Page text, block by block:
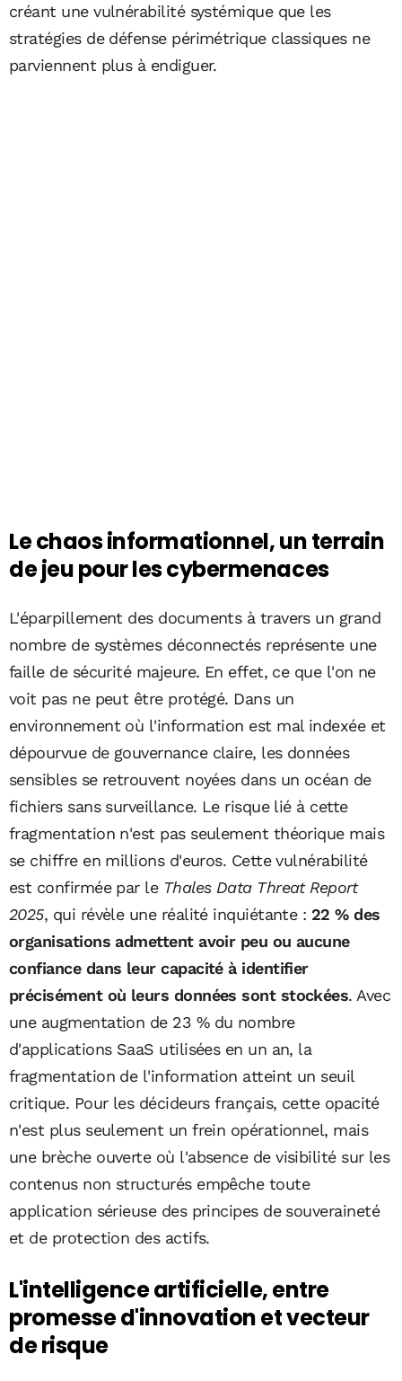
créant une vulnérabilité systémique que les
stratégies de défense périmétrique classiques ne
parviennent plus à endiguer.
Le chaos informationnel, un terrain
de jeu pour les cybermenaces
L'éparpillement des documents à travers un grand
nombre de systèmes déconnectés représente une
faille de sécurité majeure. En effet, ce que l'on ne
voit pas ne peut être protégé. Dans un
environnement où l'information est mal indexée et
dépourvue de gouvernance claire, les données
sensibles se retrouvent noyées dans un océan de
fichiers sans surveillance. Le risque lié à cette
fragmentation n'est pas seulement théorique mais
se chiffre en millions d'euros. Cette vulnérabilité
est confirmée par le Thales Data Threat Report
2025, qui révèle une réalité inquiétante : 22 % des
organisations admettent avoir peu ou aucune
confiance dans leur capacité à identifier
précisément où leurs données sont stockées. Avec
une augmentation de 23 % du nombre
d'applications SaaS utilisées en un an, la
fragmentation de l'information atteint un seuil
critique. Pour les décideurs français, cette opacité
n'est plus seulement un frein opérationnel, mais
une brèche ouverte où l'absence de visibilité sur les
contenus non structurés empêche toute
application sérieuse des principes de souveraineté
et de protection des actifs.
L'intelligence artificielle, entre
promesse d'innovation et vecteur
de risque